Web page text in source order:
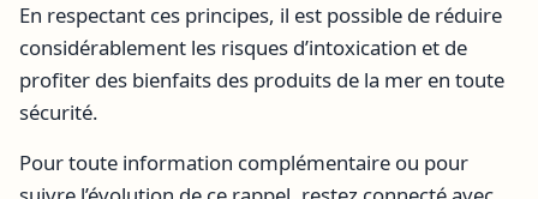
En respectant ces principes, il est possible de réduire
considérablement les risques d’intoxication et de
profiter des bienfaits des produits de la mer en toute
sécurité.
Pour toute information complémentaire ou pour